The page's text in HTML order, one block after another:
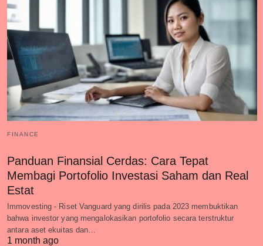
FINANCE
Panduan Finansial Cerdas: Cara Tepat
Membagi Portofolio Investasi Saham dan Real
Estat
Immovesting - Riset Vanguard yang dirilis pada 2023 membuktikan
bahwa investor yang mengalokasikan portofolio secara terstruktur
antara aset ekuitas dan…
1 month ago